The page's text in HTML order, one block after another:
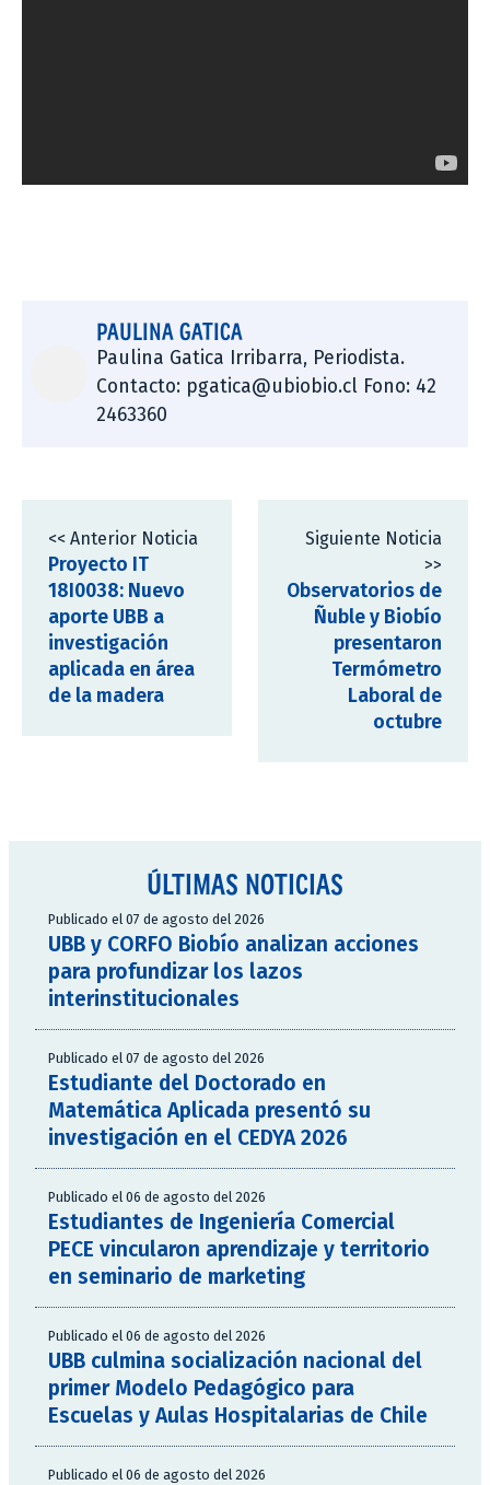
PAULINA GATICA
Paulina Gatica Irribarra, Periodista.
Contacto: pgatica@ubiobio.cl Fono: 42
2463360
<< Anterior Noticia
Proyecto IT
18I0038: Nuevo
aporte UBB a
investigación
aplicada en área
de la madera
Siguiente Noticia
>>
Observatorios de
Ñuble y Biobío
presentaron
Termómetro
Laboral de
octubre
ÚLTIMAS NOTICIAS
Publicado el 07 de agosto del 2026
UBB y CORFO Biobío analizan acciones
para profundizar los lazos
interinstitucionales
Publicado el 07 de agosto del 2026
Estudiante del Doctorado en
Matemática Aplicada presentó su
investigación en el CEDYA 2026
Publicado el 06 de agosto del 2026
Estudiantes de Ingeniería Comercial
PECE vincularon aprendizaje y territorio
en seminario de marketing
Publicado el 06 de agosto del 2026
UBB culmina socialización nacional del
primer Modelo Pedagógico para
Escuelas y Aulas Hospitalarias de Chile
Publicado el 06 de agosto del 2026